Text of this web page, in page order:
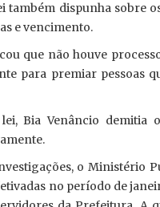
também dispunha sobre
e vencimento.
que não houve
para premiar pessoas
Bia Venâncio
o Ministério
no período de